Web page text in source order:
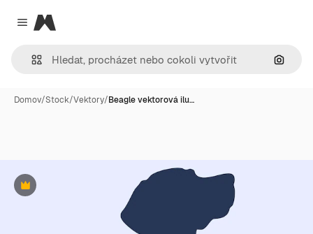
Close menu
Magnific
Hledat
Domov/Stock/Vektory/Beagle vektorová ilu…
Premium